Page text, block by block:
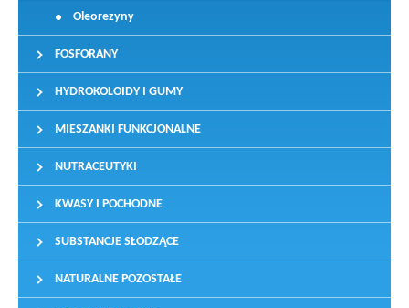
Oleorezyny
FOSFORANY
HYDROKOLOIDY I GUMY
MIESZANKI FUNKCJONALNE
NUTRACEUTYKI
KWASY I POCHODNE
SUBSTANCJE SŁODZĄCE
NATURALNE POZOSTAŁE